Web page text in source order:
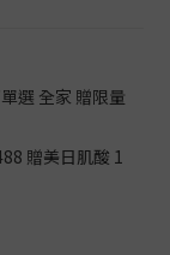
選 全家 贈限量
贈美日肌酸 1